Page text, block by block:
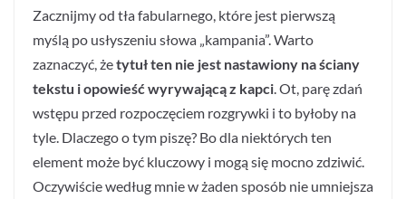
Zacznijmy od tła fabularnego, które jest pierwszą
myślą po usłyszeniu słowa „kampania”. Warto
zaznaczyć, żetytuł ten nie jest nastawiony na ściany
tekstu i opowieść wyrywającą z kapci. Ot, parę zdań
wstępu przed rozpoczęciem rozgrywki i to byłoby na
tyle. Dlaczego o tym piszę? Bo dla niektórych ten
element może być kluczowy i mogą się mocno zdziwić.
Oczywiście według mnie w żaden sposób nie umniejsza